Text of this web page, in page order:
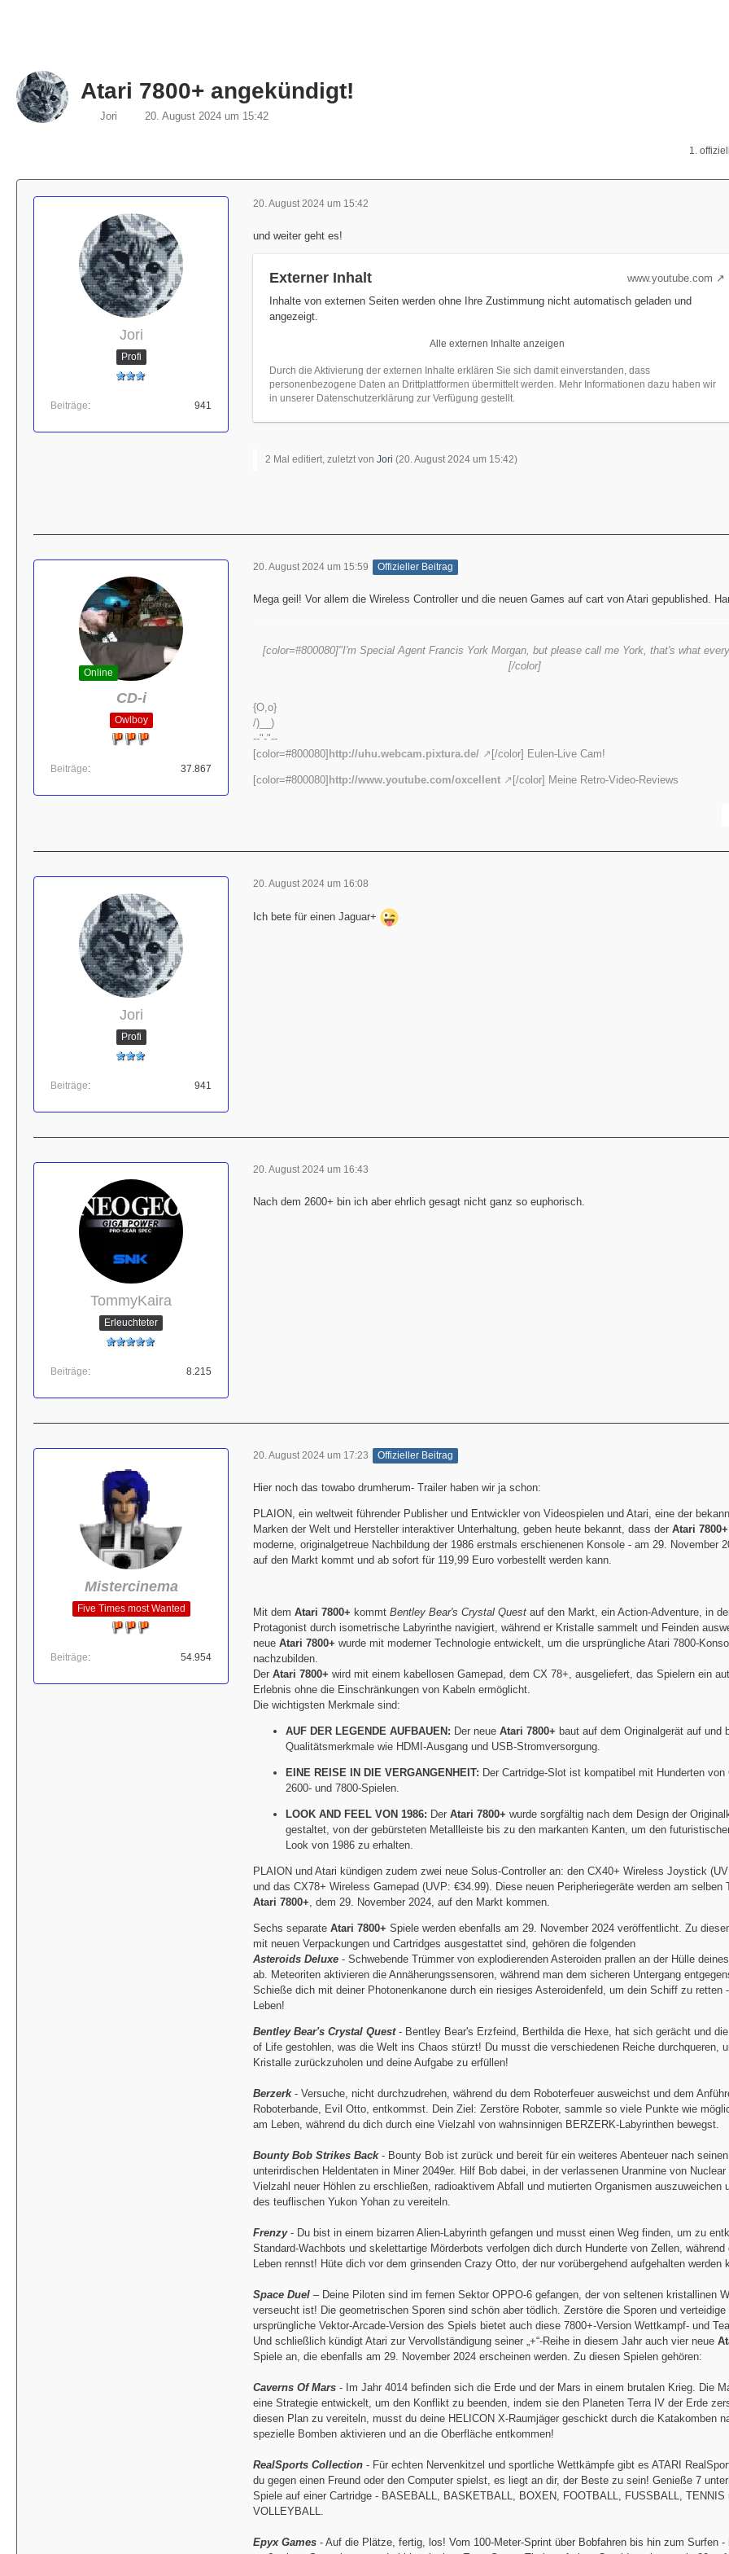
Atari 7800+ angekündigt!
Jori 20. August 2024 um 15:42
1.
Jori
Profi
Beiträge 941
20. August 2024 um 15:42
und weiter geht es!
Externer Inhalt
www.youtube.com
Inhalte von externen Seiten werden ohne Ihre Zustimmung nicht automatisch geladen und
angezeigt.
Alle externen Inhalte anzeigen
Durch die Aktivierung der externen Inhalte erklären Sie sich damit einverstanden, dass
personenbezogene Daten an Drittplattformen übermittelt werden. Mehr Informationen dazu haben wir
in unserer Datenschutzerklärung zur Verfügung gestellt.
2 Mal editiert, zuletzt von Jori (20. August 2024 um 15:42)
Online
CD-i
Owlboy
Beiträge 37.867
20. August 2024 um 15:59 Offizieller Beitrag
Mega geil! Vor allem die Wireless Controller und die neuen Games auf cart von Atari gepublished.
[color=#800080]"I'm Special Agent Francis York Morgan, but please call me York, that's what
[/color]
{O,o}
/)__)
--"-"--
[color=#800080] http://uhu.webcam.pixtura.de/ [/color] Eulen-Live Cam!
[color=#800080] http://www.youtube.com/oxcellent [/color] Meine Retro-Video-Reviews
Jori
Profi
Beiträge 941
20. August 2024 um 16:08
Ich bete für einen Jaguar+
TommyKaira
Erleuchteter
Beiträge 8.215
20. August 2024 um 16:43
Nach dem 2600+ bin ich aber ehrlich gesagt nicht ganz so euphorisch.
Mistercinema
Five Times most Wanted
Beiträge 54.954
20. August 2024 um 17:23 Offizieller Beitrag
Hier noch das towabo drumherum- Trailer haben wir ja schon:
PLAION, ein weltweit führender Publisher und Entwickler von Videospielen und Atari, eine der
Marken der Welt und Hersteller interaktiver Unterhaltung, geben heute bekannt, dass der Atari 7800+
moderne, originalgetreue Nachbildung der 1986 erstmals erschienenen Konsole - am 29. November
auf den Markt kommt und ab sofort für 119,99 Euro vorbestellt werden kann.
Mit dem Atari 7800+ kommt Bentley Bear's Crystal Quest auf den Markt, ein Action-Adventure, in
Protagonist durch isometrische Labyrinthe navigiert, während er Kristalle sammelt und Feinden
neue Atari 7800+ wurde mit moderner Technologie entwickelt, um die ursprüngliche Atari 7800-
nachzubilden.
Der Atari 7800+ wird mit einem kabellosen Gamepad, dem CX 78+, ausgeliefert, das Spielern ein
Erlebnis ohne die Einschränkungen von Kabeln ermöglicht.
Die wichtigsten Merkmale sind:
AUF DER LEGENDE AUFBAUEN: Der neue Atari 7800+ baut auf dem Originalgerät auf und
Qualitätsmerkmale wie HDMI-Ausgang und USB-Stromversorgung.
EINE REISE IN DIE VERGANGENHEIT: Der Cartridge-Slot ist kompatibel mit Hunderten von
2600- und 7800-Spielen.
LOOK AND FEEL VON 1986: Der Atari 7800+ wurde sorgfältig nach dem Design der
gestaltet, von der gebürsteten Metallleiste bis zu den markanten Kanten, um den
Look von 1986 zu erhalten.
PLAION und Atari kündigen zudem zwei neue Solus-Controller an: den CX40+ Wireless Joystick
und das CX78+ Wireless Gamepad (UVP: €34.99). Diese neuen Peripheriegeräte werden am selben
Atari 7800+, dem 29. November 2024, auf den Markt kommen.
Sechs separate Atari 7800+ Spiele werden ebenfalls am 29. November 2024 veröffentlicht. Zu
mit neuen Verpackungen und Cartridges ausgestattet sind, gehören die folgenden
Asteroids Deluxe - Schwebende Trümmer von explodierenden Asteroiden prallen an der Hülle
ab. Meteoriten aktivieren die Annäherungssensoren, während man dem sicheren Untergang
Schieße dich mit deiner Photonenkanone durch ein riesiges Asteroidenfeld, um dein Schiff zu retten
Leben!
Bentley Bear's Crystal Quest- Bentley Bear's Erzfeind, Berthilda die Hexe, hat sich gerächt und
of Life gestohlen, was die Welt ins Chaos stürzt! Du musst die verschiedenen Reiche durchqueren,
Kristalle zurückzuholen und deine Aufgabe zu erfüllen!
Berzerk - Versuche, nicht durchzudrehen, während du dem Roboterfeuer ausweichst und dem
Roboterbande, Evil Otto, entkommst. Dein Ziel: Zerstöre Roboter, sammle so viele Punkte wie
am Leben, während du dich durch eine Vielzahl von wahnsinnigen BERZERK-Labyrinthen bewegst.
Bounty Bob Strikes Back- Bounty Bob ist zurück und bereit für ein weiteres Abenteuer nach seinen
unterirdischen Heldentaten in Miner 2049er. Hilf Bob dabei, in der verlassenen Uranmine von Nuclear
Vielzahl neuer Höhlen zu erschließen, radioaktivem Abfall und mutierten Organismen auszuweichen
des teuflischen Yukon Yohan zu vereiteln.
Frenzy - Du bist in einem bizarren Alien-Labyrinth gefangen und musst einen Weg finden, um zu
Standard-Wachbots und skelettartige Mörderbots verfolgen dich durch Hunderte von Zellen, während
Leben rennst! Hüte dich vor dem grinsenden Crazy Otto, der nur vorübergehend aufgehalten werden
Space Duel – Deine Piloten sind im fernen Sektor OPPO-6 gefangen, der von seltenen kristallinen
verseucht ist! Die geometrischen Sporen sind schön aber tödlich. Zerstöre die Sporen und
ursprüngliche Vektor-Arcade-Version des Spiels bietet auch diese 7800+-Version Wettkampf- und
Und schließlich kündigt Atari zur Vervollständigung seiner „+“-Reihe in diesem Jahr auch vier neue
Spiele an, die ebenfalls am 29. November 2024 erscheinen werden. Zu diesen Spielen gehören:
Caverns Of Mars - Im Jahr 4014 befinden sich die Erde und der Mars in einem brutalen Krieg. Die
eine Strategie entwickelt, um den Konflikt zu beenden, indem sie den Planeten Terra IV der Erde
diesen Plan zu vereiteln, musst du deine HELICON X-Raumjäger geschickt durch die Katakomben
spezielle Bomben aktivieren und an die Oberfläche entkommen!
RealSports Collection - Für echten Nervenkitzel und sportliche Wettkämpfe gibt es ATARI
du gegen einen Freund oder den Computer spielst, es liegt an dir, der Beste zu sein! Genieße 7
Spiele auf einer Cartridge - BASEBALL, BASKETBALL, BOXEN, FOOTBALL, FUSSBALL, TENNIS
VOLLEYBALL.
Epyx Games - Auf die Plätze, fertig, los! Vom 100-Meter-Sprint über Bobfahren bis hin zum Surfen -